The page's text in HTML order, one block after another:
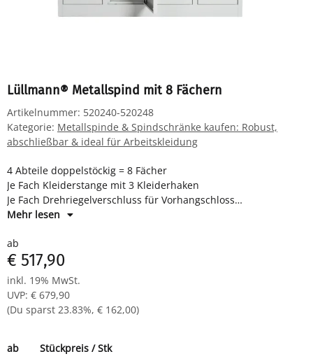
Lüllmann® Metallspind mit 8 Fächern
Artikelnummer: 520240-520248
Kategorie: Metallspinde & Spindschränke kaufen: Robust,
abschließbar & ideal für Arbeitskleidung
4 Abteile doppelstöckig = 8 Fächer
Je Fach Kleiderstange mit 3 Kleiderhaken
Je Fach Drehriegelverschluss für Vorhangschloss
Maße: H 1800 x B 1170 x T 500 mm
Mehr lesen
ab
€ 517,90
inkl. 19% MwSt.
UVP: € 679,90
(Du sparst 23.83%, € 162,00)
ab
Stückpreis / Stk